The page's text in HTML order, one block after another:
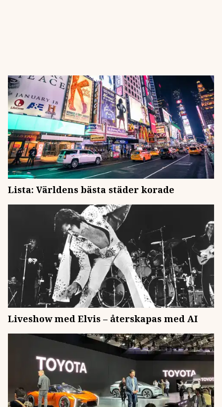
Lista: Världens bästa städer korade
Liveshow med Elvis – återskapas med AI